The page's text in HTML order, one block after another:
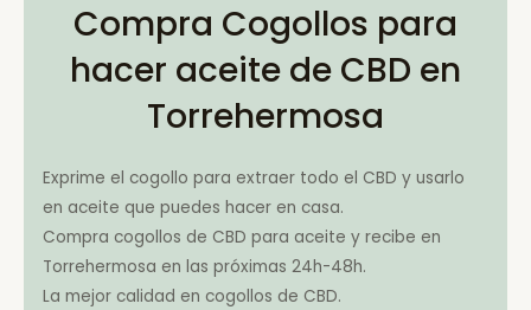
Compra Cogollos para
hacer aceite de CBD en
Torrehermosa
Exprime el cogollo para extraer todo el CBD y usarlo
en aceite que puedes hacer en casa.
Compra cogollos de CBD para aceite y recibe en
Torrehermosa en las próximas 24h-48h.
La mejor calidad en cogollos de CBD.